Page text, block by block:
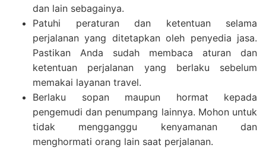
dan lain sebagainya.
Patuhi peraturan dan ketentuan selama
perjalanan yang ditetapkan oleh penyedia jasa.
Pastikan Anda sudah membaca aturan dan
ketentuan perjalanan yang berlaku sebelum
memakai layanan travel.
Berlaku sopan maupun hormat kepada
pengemudi dan penumpang lainnya. Mohon untuk
tidak mengganggu kenyamanan dan
menghormati orang lain saat perjalanan.